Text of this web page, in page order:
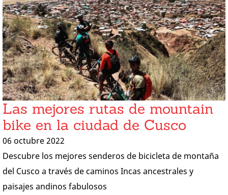
Las mejores rutas de mountain
bike en la ciudad de Cusco
06 octubre 2022
Descubre los mejores senderos de bicicleta de montaña
del Cusco a través de caminos Incas ancestrales y
paisajes andinos fabulosos